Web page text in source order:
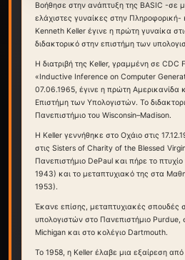
Βοήθησε στην ανάπτυξη της BASIC -σε
ελάχιστες γυναίκες στην
Kenneth Keller έγινε η πρώτη γυναίκα
διδακτορικό στην επιστήμη των
Η διατριβή της Keller, γραμμένη σε CDC
«Inductive Inference on Computer
07.06.1965, έγινε η πρώτη Αμερικανίδα
Επιστήμη των Υπολογιστών. Το
Πανεπιστήμιο του Wisconsin–Madison.
Η Keller γεννήθηκε στο Οχάιο στις
στις Sisters of Charity of the Blessed
Πανεπιστήμιο DePaul και πήρε το
1943) και το μεταπτυχιακό της στα
1953).
Έκανε επίσης, μεταπτυχιακές σπουδές
υπολογιστών στο Πανεπιστήμιο Purdue,
Michigan και στο κολέγιο Dartmouth.
Το 1958, η Keller έλαβε μια εξαίρεση